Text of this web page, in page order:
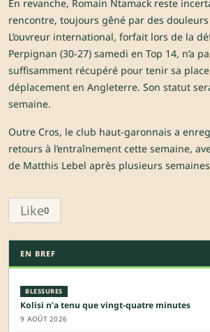
En revanche, Romain Ntamack reste
rencontre, toujours gêné par des
L’ouvreur international, forfait lors de la
Perpignan (30-27) samedi en Top 14, n’a
suffisamment récupéré pour tenir sa
déplacement en Angleterre. Son statut
semaine.
Outre Cros, le club haut-garonnais a
retours à l’entraînement cette semaine,
de Matthis Lebel après plusieurs semaines
Like0
EN BREF
BLESSURES
Kolisi n’a tenu que vingt-quatre minutes
9 AOÛT 2026